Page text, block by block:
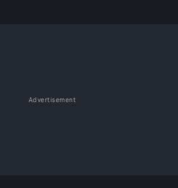
Advertisement